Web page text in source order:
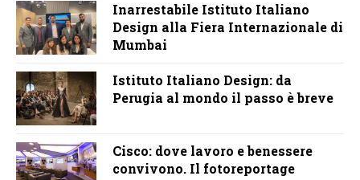
Inarrestabile Istituto Italiano
Design alla Fiera Internazionale di
Mumbai
Istituto Italiano Design: da
Perugia al mondo il passo è breve
Cisco: dove lavoro e benessere
convivono. Il fotoreportage